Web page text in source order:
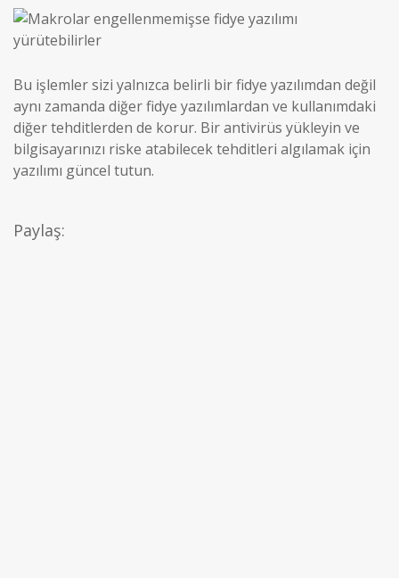
Bu işlemler sizi yalnızca belirli bir fidye yazılımdan değil
aynı zamanda diğer fidye yazılımlardan ve kullanımdaki
diğer tehditlerden de korur. Bir antivirüs yükleyin ve
bilgisayarınızı riske atabilecek tehditleri algılamak için
yazılımı güncel tutun.
Paylaş: